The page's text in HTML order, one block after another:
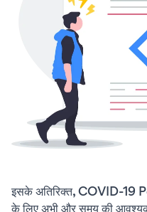
इसके अतिरिक्त, COVID-19